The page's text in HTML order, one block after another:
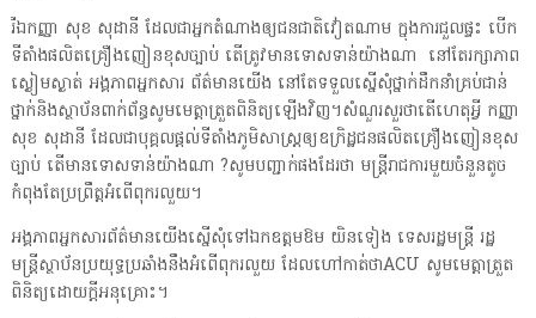
រីឯកញ្ញា សុខ សុដានី ដែលជាអ្នកតំណាងឲ្យជនជាតិវៀតណាម ក្នុងការជួលផ្ទះ បើក
ទីតាំងផលិតគ្រឿងញៀនខុសច្បាប់ តើត្រូវមានទោសទាន់យ៉ាងណា នៅតែរក្សាភាព
ស្ងៀមស្ងាត់ អង្គភាពអ្នកសារ ព័ត៌មានយើង នៅតែទទួលស្នើសុំថ្នាក់ដឹកនាំគ្រប់ជាន់
ថ្នាក់និងស្ថាប័នពាក់ព័ន្ធសូមមេត្តាត្រួតពិនិត្យឡើងវិញ។សំណួរសួរថាតើហេតុអ្វី កញ្ញា
សុខ សុដានី ដែលជាបុគ្គលផ្ដល់ទីតាំងភូមិសាស្ត្រឲ្យឧក្រិដ្ឋជនផលិតគ្រឿងញៀនខុស
ច្បាប់ តើមានទោសទាន់យ៉ាងណា ?សូមបញ្ជាក់ផងដែរថា មន្ត្រីរាជការមួយចំនួនតូច
កំពុងតែប្រព្រឹត្តអំពើពុករលួយ។
អង្គភាពអ្នកសារព័ត៌មានយើងស្នើសុំទៅឯកឧត្តមឱម យិនទៀង ទេសរដ្ឋមន្ត្រី រដ្ឋ
មន្ត្រីស្ថាប័នប្រយុទ្ធប្រឆាំងនឹងអំពើពុករលួយ ដែលហៅកាត់ថាACU សូមមេត្តាត្រួត
ពិនិត្យដោយក្តីអនុគ្រោះ។